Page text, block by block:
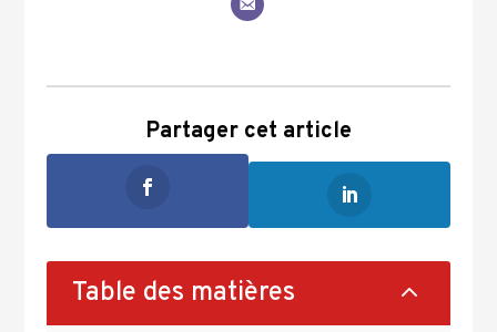
Partager cet article
Table des matières 2